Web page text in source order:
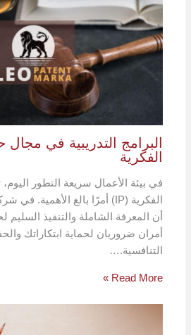
البرامج التدريبية في مجال
الفكرية
في بيئة الأعمال سريعة التطور اليوم،
أن المعرفة الشاملة والتنفيذ السليم
أمران ضروريان لحماية ابتكاراتك
التنافسية.…
Read More »